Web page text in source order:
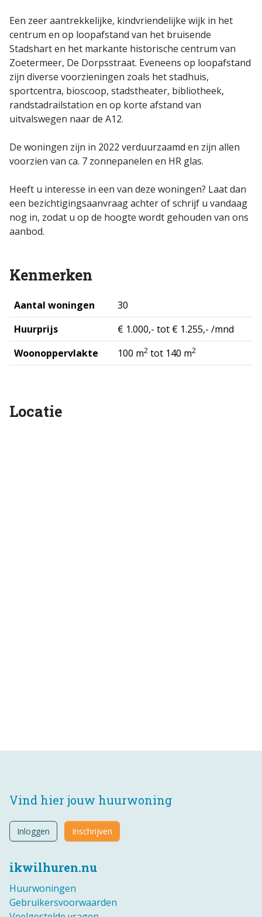
Een zeer aantrekkelijke, kindvriendelijke wijk in het
centrum en op loopafstand van het bruisende
Stadshart en het markante historische centrum van
Zoetermeer, De Dorpsstraat. Eveneens op loopafstand
zijn diverse voorzieningen zoals het stadhuis,
sportcentra, bioscoop, stadstheater, bibliotheek,
randstadrailstation en op korte afstand van
uitvalswegen naar de A12.
De woningen zijn in 2022 verduurzaamd en zijn allen
voorzien van ca. 7 zonnepanelen en HR glas.
Heeft u interesse in een van deze woningen? Laat dan
een bezichtigingsaanvraag achter of schrijf u vandaag
nog in, zodat u op de hoogte wordt gehouden van ons
aanbod.
Kenmerken
Aantal woningen
30
Huurprijs
€ 1.000,- tot € 1.255,- /mnd
Woonoppervlakte
100 m2 tot 140 m2
Locatie
ikwilhuren.nu
Huurwoningen
Gebruikersvoorwaarden
Vind hier jouw huurwoning
Inloggen Inschrijven